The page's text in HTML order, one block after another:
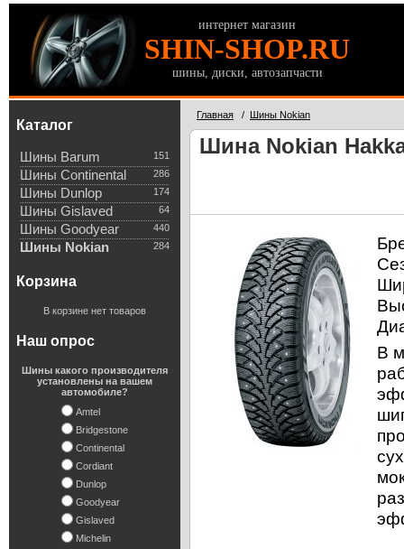
интернет магазин
SHIN-SHOP.RU
шины, диски, автозапчасти
Каталог
151
Шины Barum
286
Шины Continental
174
Шины Dunlop
64
Шины Gislaved
440
Шины Goodyear
284
Шины Nokian
Корзина
В корзине нет товаров
Наш опрос
Шины какого производителя
установлены на вашем
автомобиле?
Amtel
Bridgestone
Continental
Cordiant
Dunlop
Goodyear
Gislaved
Michelin
Главная / Шины Nokian
Шина Nokian
В